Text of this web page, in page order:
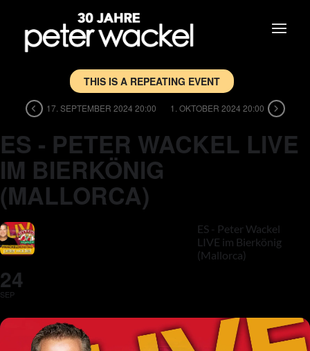
THIS IS A REPEATING EVENT
17. SEPTEMBER 2024 20:00 1. OKTOBER 2024 20:00
ES - PETER WACKEL LIVE
IM BIERKÖNIG
(MALLORCA)
24
SEP
ES - Peter Wackel
LIVE im Bierkönig
(Mallorca)